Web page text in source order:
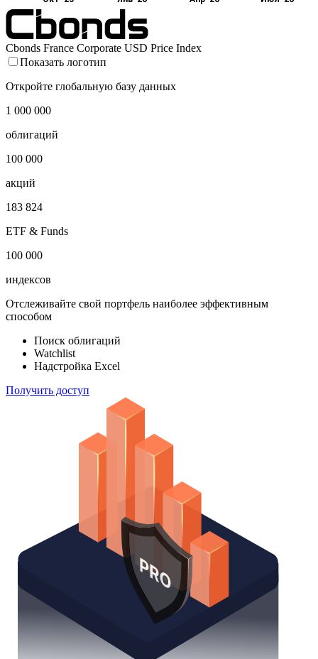
Cbonds France Corporate USD Price Index
Показать логотип
Откройте глобальную базу данных
1 000 000
облигаций
100 000
акций
183 824
ETF & Funds
100 000
индексов
Отслеживайте свой портфель наиболее эффективным
способом
Поиск облигаций
Watchlist
Надстройка Excel
Получить доступ